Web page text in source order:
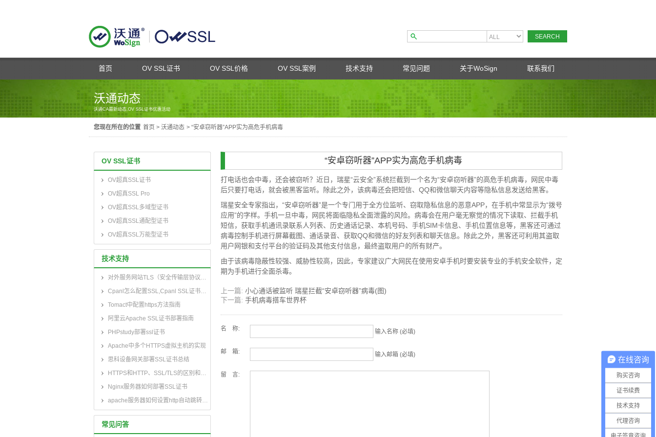
首页 OV SSL证书 OV SSL价格 OV SSL案例 技术支持 常见问题 关于WoSign 联系我们
沃通动态
沃通CA最新动态,OV SSL证书优惠活动
您现在所在的位置 首页 > 沃通动态 > “安卓窃听器”APP实为高危手机病毒
OV SSL证书
OV超真SSL证书
OV超真SSL Pro
OV超真SSL多域型证书
OV超真SSL通配型证书
OV超真SSL万能型证书
技术支持
对外服务网站TLS（安全传输层协议）部署指南
Cpanl怎么配置SSL,Cpanl SSL证书部署指南
Tomact中配置https方法指南
阿里云Apache SSL证书部署指南
PHPstudy部署ssl证书
Apache中多个HTTPS虚拟主机的实现
思科设备网关部署SSL证书总结
HTTPS和HTTP、SSL/TLS的区别和联系
Nginx服务器如何部署SSL证书
apache服务器如何设置http自动跳转到https
常见问答
“安卓窃听器”APP实为高危手机病毒
打电话也会中毒，还会被窃听？近日，瑞星“云安全”系统拦截到一个名为“安卓窃听器”的高危手机病毒，网民中毒
后只要打电话，就会被黑客监听。除此之外，该病毒还会把短信、QQ和微信聊天内容等隐私信息发送给黑客。
瑞星安全专家指出，“安卓窃听器”是一个专门用于全方位监听、窃取隐私信息的恶意APP，在手机中常显示为“拨号
应用”的字样。手机一旦中毒，网民将面临隐私全面泄露的风险。病毒会在用户毫无察觉的情况下读取、拦截手机
短信，获取手机通讯录联系人列表、历史通话记录、本机号码、手机SIM卡信息、手机位置信息等，黑客还可通过
病毒控制手机进行屏幕截图、通话录音、获取QQ和微信的好友列表和聊天信息。除此之外，黑客还可利用其盗取
用户网银和支付平台的验证码及其他支付信息，最终盗取用户的所有财产。
由于该病毒隐蔽性较强、威胁性较高，因此，专家建议广大网民在使用安卓手机时要安装专业的手机安全软件，定
期为手机进行全面杀毒。
上一篇: 小心通话被监听 瑞星拦截“安卓窃听器”病毒(图)
下一篇: 手机病毒搭车世界杯
名 称: 输入名称 (必填)
邮 箱: 输入邮箱 (必填)
留 言:
在线咨询
购买咨询
证书续费
技术支持
代理咨询
电子签章咨询